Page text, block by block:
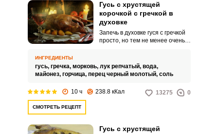
Гусь с хрустящей
корочкой с гречкой в
духовке
Запечь в духовке гуся с гречкой
просто, но тем не менее очень
Запекаем в рукаве, в результате
чего мясо гуся будет сочным,
сочетаться по вкусу с гречкой.
ИНГРЕДИЕНТЫ
гусь, гречка, морковь, лук репчатый, вода,
майонез, горчица, перец черный молотый, соль
10 ч 238.8 кКал 13275 0
СМОТРЕТЬ РЕЦЕПТ
Гусь с хрустящей